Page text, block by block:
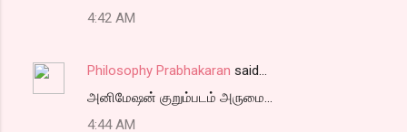
4:42 AM
Philosophy Prabhakaran said…
அனிமேஷன் குறும்படம் அருமை...
4:44 AM